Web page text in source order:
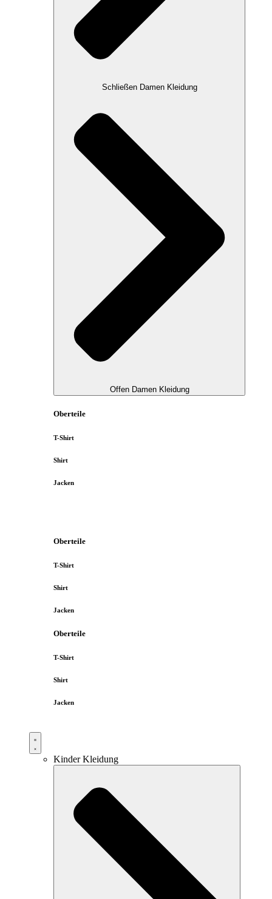
Schließen Damen Kleidung
Offen Damen Kleidung
Oberteile
T-Shirt
Shirt
Jacken
Oberteile
T-Shirt
Shirt
Jacken
Oberteile
T-Shirt
Shirt
Jacken
Kinder Kleidung